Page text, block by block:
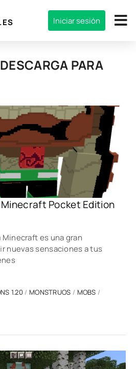
Iniciar sesión
PARA
Minecraft Pocket Edition
Minecraft es una gran
nuevas sensaciones a tus
1.20 / MONSTRUOS / MOBS /